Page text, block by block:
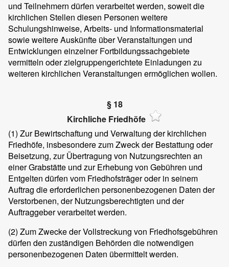
und Teilnehmern dürfen verarbeitet werden, soweit die
kirchlichen Stellen diesen Personen weitere
Schulungshinweise, Arbeits- und Informationsmaterial
sowie weitere Auskünfte über Veranstaltungen und
Entwicklungen einzelner Fortbildungssachgebiete
vermitteln oder zielgruppengerichtete Einladungen zu
weiteren kirchlichen Veranstaltungen ermöglichen wollen.
§ 18
Kirchliche Friedhöfe
(1) Zur Bewirtschaftung und Verwaltung der kirchlichen
Friedhöfe, insbesondere zum Zweck der Bestattung oder
Beisetzung, zur Übertragung von Nutzungsrechten an
einer Grabstätte und zur Erhebung von Gebühren und
Entgelten dürfen vom Friedhofsträger oder in seinem
Auftrag die erforderlichen personenbezogenen Daten der
Verstorbenen, der Nutzungsberechtigten und der
Auftraggeber verarbeitet werden.
(2) Zum Zwecke der Vollstreckung von Friedhofsgebühren
dürfen den zuständigen Behörden die notwendigen
personenbezogenen Daten übermittelt werden.